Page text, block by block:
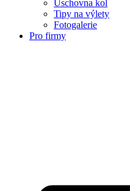
Úschovna kol
Tipy na výlety
Fotogalerie
Pro firmy